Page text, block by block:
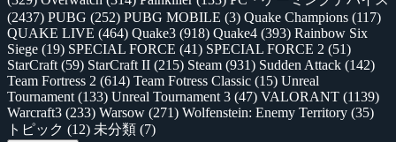
(2437) PUBG (252) PUBG MOBILE (3) Quake Champions (117)
QUAKE LIVE (464) Quake3 (918) Quake4 (393) Rainbow Six
Siege (19) SPECIAL FORCE (41) SPECIAL FORCE 2 (51)
StarCraft (59) StarCraft II (215) Steam (931) Sudden Attack (142)
Team Fortress 2 (614) Team Fotress Classic (15) Unreal
Tournament (133) Unreal Tournament 3 (47) VALORANT (1139)
Warcraft3 (233) Warsow (271) Wolfenstein: Enemy Territory (35)
トピック (12) 未分類 (7)